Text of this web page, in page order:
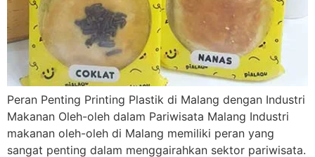
Peran Penting Printing Plastik di Malang dengan Industri
Makanan Oleh-oleh dalam Pariwisata Malang Industri
makanan oleh-oleh di Malang memiliki peran yang
sangat penting dalam menggairahkan sektor pariwisata.